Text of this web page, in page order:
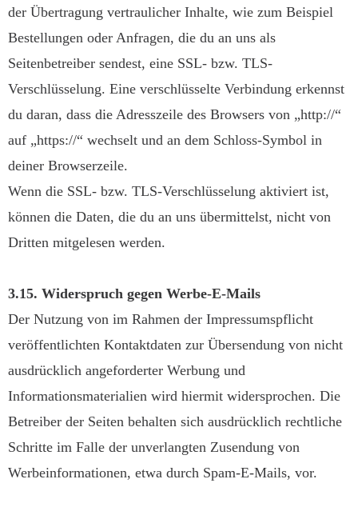
der Übertragung vertraulicher Inhalte, wie zum Beispiel
Bestellungen oder Anfragen, die du an uns als
Seitenbetreiber sendest, eine SSL- bzw. TLS-
Verschlüsselung. Eine verschlüsselte Verbindung erkennst
du daran, dass die Adresszeile des Browsers von „http://“
auf „https://“ wechselt und an dem Schloss-Symbol in
deiner Browserzeile.
Wenn die SSL- bzw. TLS-Verschlüsselung aktiviert ist,
können die Daten, die du an uns übermittelst, nicht von
Dritten mitgelesen werden.
3.15. Widerspruch gegen Werbe-E-Mails
Der Nutzung von im Rahmen der Impressumspflicht
veröffentlichten Kontaktdaten zur Übersendung von nicht
ausdrücklich angeforderter Werbung und
Informationsmaterialien wird hiermit widersprochen. Die
Betreiber der Seiten behalten sich ausdrücklich rechtliche
Schritte im Falle der unverlangten Zusendung von
Werbeinformationen, etwa durch Spam-E-Mails, vor.